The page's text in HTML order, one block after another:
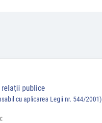
relaţii publice
cu aplicarea Legii nr. 544/2001)